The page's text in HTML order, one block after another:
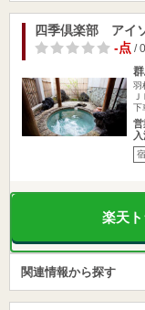
四季倶楽部 アイ
-点/
羽
下
営
楽天
関連情報から探す